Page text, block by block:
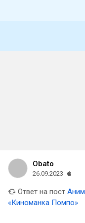
Obato
26.09.2023
Ответ на пост
«Киноманка Помпо»